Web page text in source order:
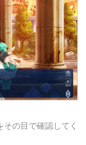
の目で確認してく